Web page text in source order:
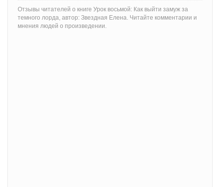
Отзывы читателей о книге Урок восьмой: Как выйти замуж за
темного лорда, автор: Звездная Елена. Читайте комментарии и
мнения людей о произведении.